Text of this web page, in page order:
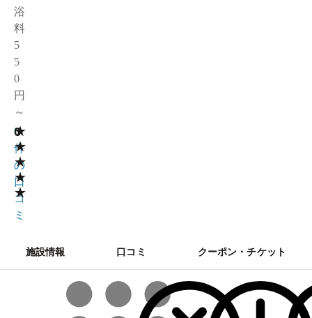
浴
料
5
5
0
円
～
★
★
★
★
★
0
0
件
の
口
コ
ミ
施設情報 口コミ クーポン・チケット